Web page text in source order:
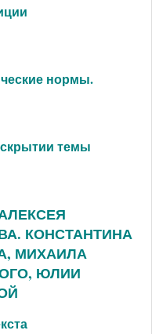
нормы.
темы
КОНСТАНТИНА
МИХАИЛА
ЮЛИИ